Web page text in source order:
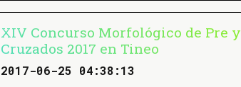
XIV Concurso Morfológico de Pre y
Cruzados 2017 en Tineo
2017-06-25 04:38:13